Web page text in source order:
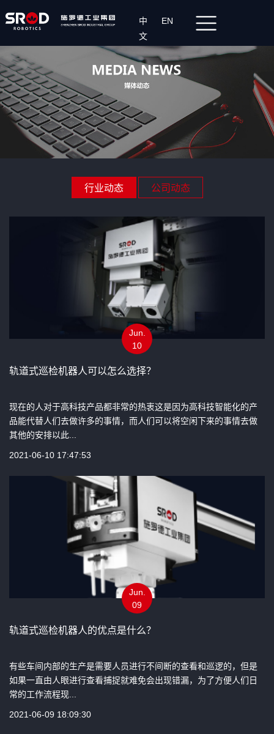
中
文
EN
行业动态 公司动态
Jun.
10
轨道式巡检机器人可以怎么选择？
现在的人对于高科技产品都非常的热衷这是因为高科技智能化的产
品能代替人们去做许多的事情，而人们可以将空闲下来的事情去做
其他的安排以此...
2021-06-10 17:47:53
Jun.
09
轨道式巡检机器人的优点是什么？
有些车间内部的生产是需要人员进行不间断的查看和巡逻的，但是
如果一直由人眼进行查看捕捉就难免会出现错漏，为了方便人们日
常的工作流程现...
2021-06-09 18:09:30